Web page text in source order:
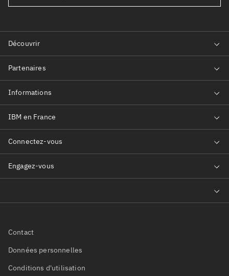
Contact
Données personnelles
Conditions d'utilisation